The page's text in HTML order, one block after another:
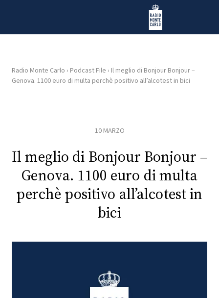
Radio Monte Carlo
HOME
RADIO
PLAYLIST
FOTO
Radio Monte Carlo › Podcast File › Il meglio di Bonjour Bonjour –
Genova. 1100 euro di multa perchè positivo all’alcotest in bici
10 MARZO
Il meglio di Bonjour Bonjour –
Genova. 1100 euro di multa
perchè positivo all’alcotest in
bici